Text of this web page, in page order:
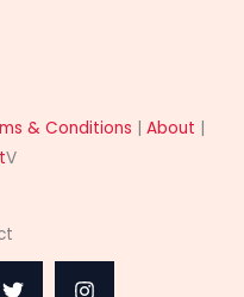
& Conditions About
V